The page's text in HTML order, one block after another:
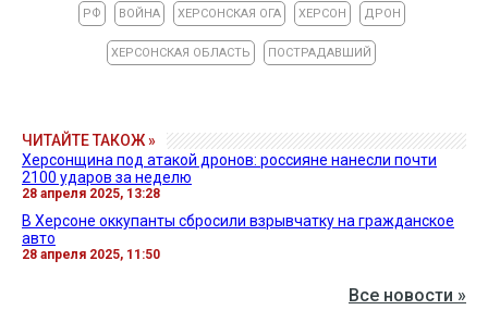
РФ ВОЙНА ХЕРСОНСКАЯ ОГА ХЕРСОН ДРОН
ХЕРСОНСКАЯ ОБЛАСТЬ ПОСТРАДАВШИЙ
ЧИТАЙТЕ ТАКОЖ »
Херсонщина под атакой дронов: россияне нанесли почти
2100 ударов за неделю
28 апреля 2025, 13:28
В Херсоне оккупанты сбросили взрывчатку на гражданское
авто
28 апреля 2025, 11:50
Все новости »